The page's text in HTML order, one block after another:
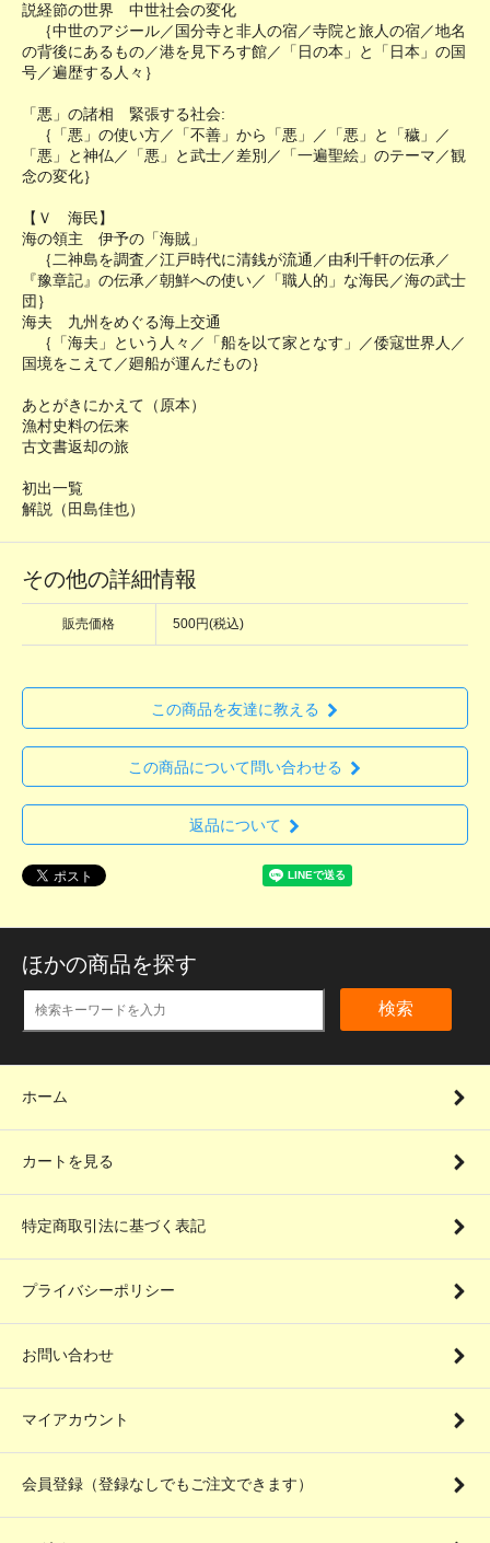
説経節の世界 中世社会の変化
｛中世のアジール／国分寺と非人の宿／寺院と旅人の宿／地名
の背後にあるもの／港を見下ろす館／「日の本」と「日本」の国
号／遍歴する人々｝
「悪」の諸相 緊張する社会:
｛「悪」の使い方／「不善」から「悪」／「悪」と「穢」／
「悪」と神仏／「悪」と武士／差別／「一遍聖絵」のテーマ／観
念の変化｝
【Ｖ 海民】
海の領主 伊予の「海賊」
｛二神島を調査／江戸時代に清銭が流通／由利千軒の伝承／
『豫章記』の伝承／朝鮮への使い／「職人的」な海民／海の武士
団｝
海夫 九州をめぐる海上交通
｛「海夫」という人々／「船を以て家となす」／倭寇世界人／
国境をこえて／廻船が運んだもの｝
あとがきにかえて（原本）
漁村史料の伝来
古文書返却の旅
初出一覧
解説（田島佳也）
その他の詳細情報
販売価格 500円(税込)
この商品を友達に教える
この商品について問い合わせる
返品について
ほかの商品を探す
検索
ホーム
カートを見る
特定商取引法に基づく表記
プライバシーポリシー
お問い合わせ
マイアカウント
会員登録（登録なしでもご注文できます）